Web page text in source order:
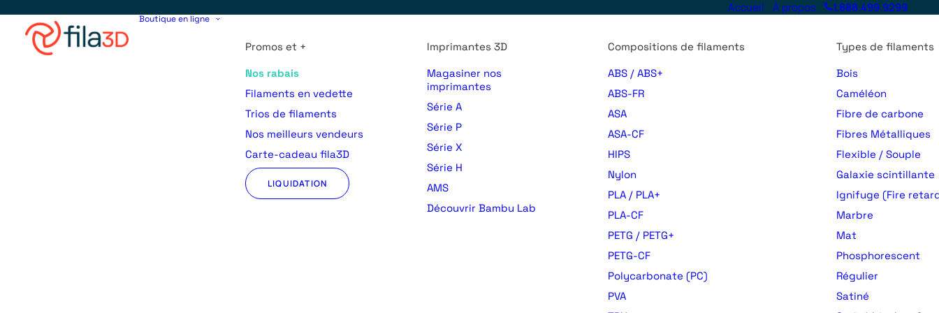
Accueil À propos 1.888.499.9299
Boutique en ligne
Promos et +
Nos rabais
Filaments en vedette
Trios de filaments
Nos meilleurs vendeurs
Carte-cadeau fila3D
LIQUIDATION
Imprimantes 3D
Magasiner nos
imprimantes
Série A
Série P
Série X
Série H
AMS
Découvrir Bambu Lab
Compositions de filaments
ABS / ABS+
ABS-FR
ASA
ASA-CF
HIPS
Nylon
PLA / PLA+
PLA-CF
PETG / PETG+
PETG-CF
Polycarbonate (PC)
PVA
Types de filaments
Bois
Caméléon
Fibre de carbone
Fibres Métalliques
Flexible / Souple
Galaxie scintillante
Ignifuge (Fire
Marbre
Mat
Phosphorescent
Régulier
Satiné
⸻ fila3D.ca